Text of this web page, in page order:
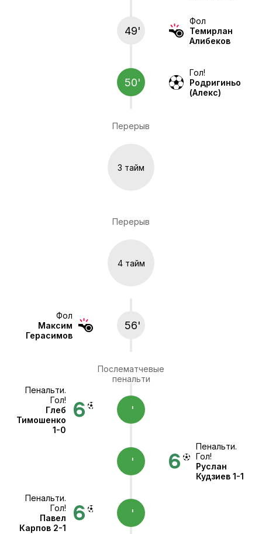
49'
Фол
Темирлан
Алибеков
50'
Гол!
Родригиньо
(Алекс)
Перерыв
3 тайм
Перерыв
4 тайм
Фол
Максим
Герасимов
56'
Послематчевые
пенальти
Пенальти.
Гол!
Глеб
Тимошенко
1-0
'
'
Пенальти.
Гол!
Руслан
Кудзиев 1-1
Пенальти.
Гол!
Павел
Карпов 2-1
'